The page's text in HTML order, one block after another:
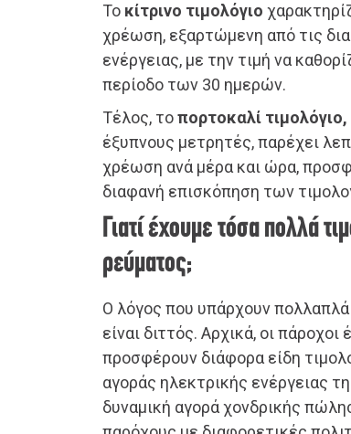
Το κίτρινο τιμολόγιο
χρέωση, εξαρτώμενη από τις
ενέργειας, με την τιμή να
περίοδο των 30 ημερών.
Τέλος, τοπορτοκαλί τιμολόγιο,
έξυπνους μετρητές, παρέχει
χρέωση ανά μέρα και ώρα,
διαφανή επισκόπηση των
Γιατί έχουμε τόσα πολλά
ρεύματος;
Ο λόγος που υπάρχουν πολλαπλά
είναι διττός. Αρχικά, οι
προσφέρουν διάφορα είδη
αγοράς ηλεκτρικής ενέργειας
δυναμική αγορά χονδρικής